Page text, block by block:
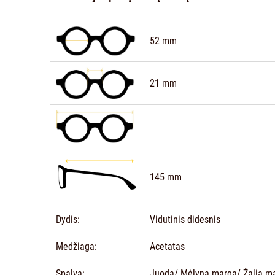
52 mm
21 mm
145 mm
Dydis: Vidutinis didesnis
Medžiaga: Acetatas